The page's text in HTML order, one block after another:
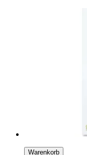
Warenkorb